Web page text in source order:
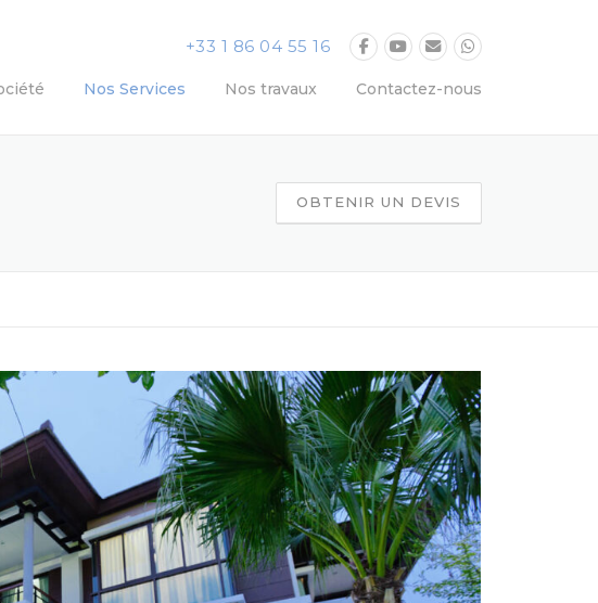
+33 1 86 04 55 16
Nos Services Nos travaux Contactez-nous
OBTENIR UN DEVIS